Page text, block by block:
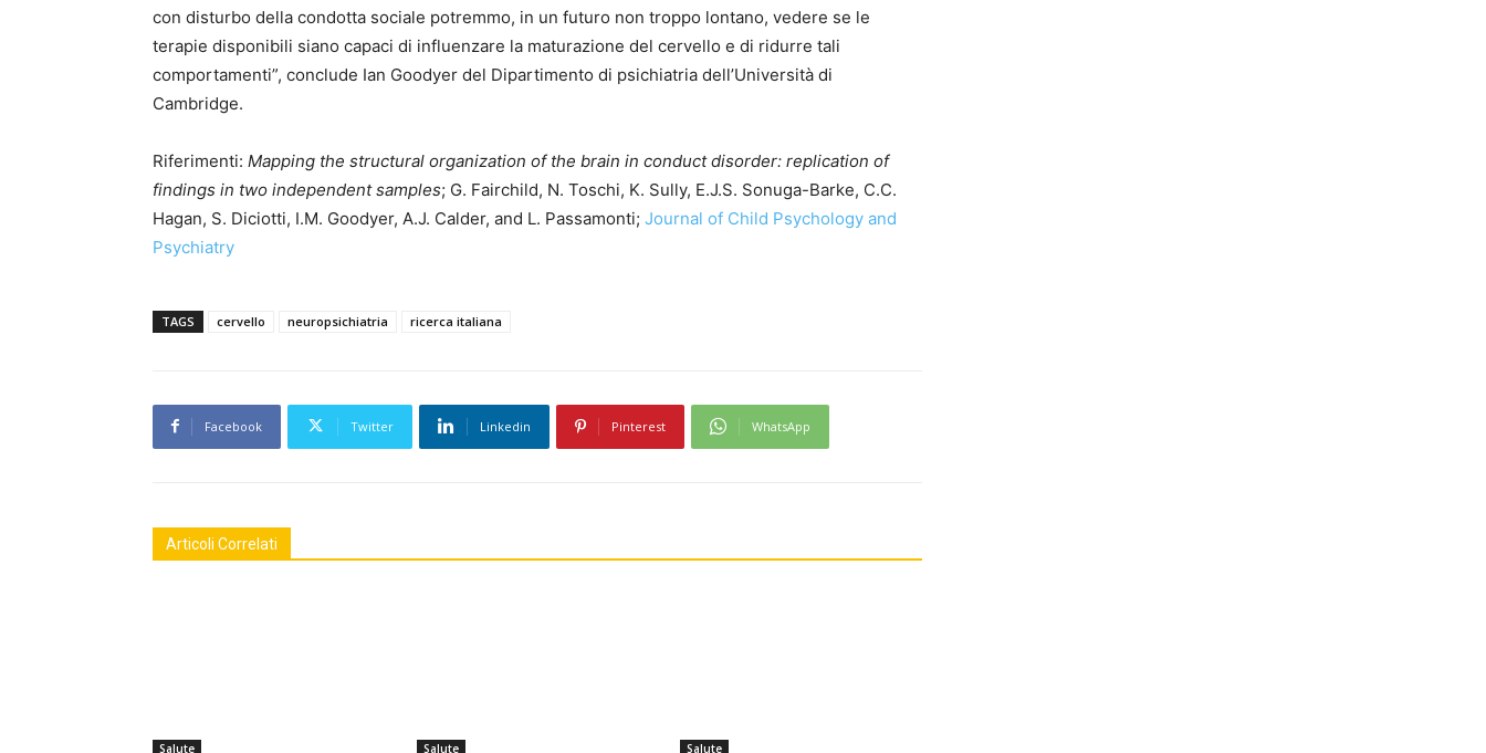
con disturbo della condotta sociale potremmo, in un futuro non troppo lontano, vedere se le
terapie disponibili siano capaci di influenzare la maturazione del cervello e di ridurre tali
comportamenti”, conclude Ian Goodyer del Dipartimento di psichiatria dell’Università di
Cambridge.
Riferimenti: Mapping the structural organization of the brain in conduct disorder: replication of
findings in two independent samples; G. Fairchild, N. Toschi, K. Sully, E.J.S. Sonuga-Barke, C.C.
Hagan, S. Diciotti, I.M. Goodyer, A.J. Calder, and L. Passamonti; Journal of Child Psychology and
Psychiatry
TAGS cervello neuropsichiatria ricerca italiana
Facebook Twitter Linkedin Pinterest WhatsApp
Articoli Correlati
Salute Salute Salute